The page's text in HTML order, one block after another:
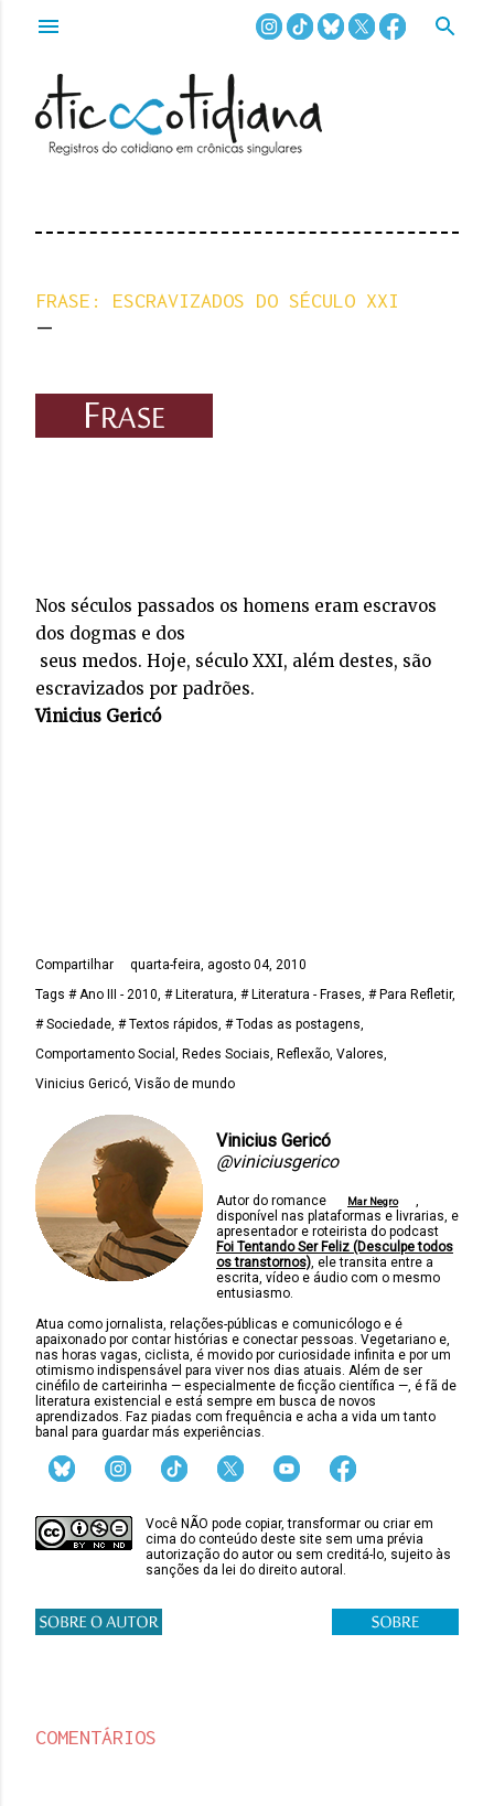
Pular para o conteúdo principal
FRASE: ESCRAVIZADOS DO SÉCULO XXI
Nos séculos passados os homens eram escravos
dos dogmas e dos
seus medos. Hoje, século XXI, além destes, são
escravizados por padrões.
Vinicius Gericó
Compartilhar
quarta-feira, agosto 04, 2010
Tags # Ano III - 2010 # Literatura # Literatura - Frases # Para Refletir
# Sociedade # Textos rápidos # Todas as postagens
Comportamento Social
Redes Sociais Reflexão Valores
Vinicius Gericó Visão de mundo
Vinicius Gericó
@viniciusgerico
Autor do romance Mar Negro
,
disponível nas plataformas e livrarias, e
apresentador e roteirista do podcast
Foi Tentando Ser Feliz (Desculpe todos
os transtornos), ele transita entre a
escrita, vídeo e áudio com o mesmo
entusiasmo.
Atua como jornalista, relações-públicas e comunicólogo e é
apaixonado por contar histórias e conectar pessoas. Vegetariano e,
nas horas vagas, ciclista, é movido por curiosidade infinita e por um
otimismo indispensável para viver nos dias atuais. Além de ser
cinéfilo de carteirinha — especialmente de ficção científica —, é fã de
literatura existencial e está sempre em busca de novos
aprendizados. Faz piadas com frequência e acha a vida um tanto
banal para guardar más experiências.
Você NÃO pode copiar, transformar ou criar em
cima do conteúdo deste site sem uma prévia
autorização do autor ou sem creditá-lo, sujeito às
sanções da lei do direito autoral.
COMENTÁRIOS